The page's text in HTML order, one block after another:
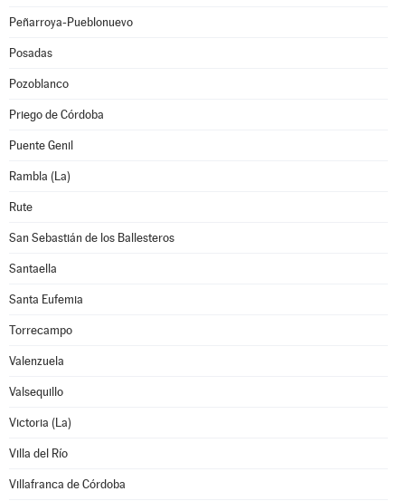
Peñarroya-Pueblonuevo
Posadas
Pozoblanco
Priego de Córdoba
Puente Genil
Rambla (La)
Rute
San Sebastián de los Ballesteros
Santaella
Santa Eufemia
Torrecampo
Valenzuela
Valsequillo
Victoria (La)
Villa del Río
Villafranca de Córdoba